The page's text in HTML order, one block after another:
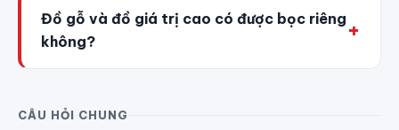
Đồ gỗ và đồ giá trị cao có được bọc riêng
không?
CÂU HỎI CHUNG